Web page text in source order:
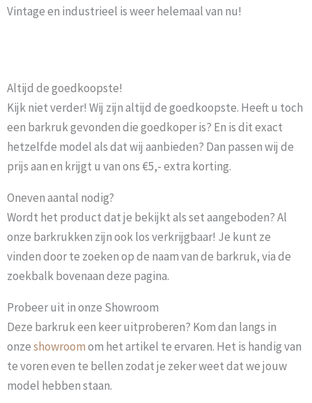
Vintage en industrieel is weer helemaal van nu!
Altijd de goedkoopste!
Kijk niet verder! Wij zijn altijd de goedkoopste. Heeft u toch
een barkruk gevonden die goedkoper is? En is dit exact
hetzelfde model als dat wij aanbieden? Dan passen wij de
prijs aan en krijgt u van ons €5,- extra korting.
Oneven aantal nodig?
Wordt het product dat je bekijkt als set aangeboden? Al
onze barkrukken zijn ook los verkrijgbaar! Je kunt ze
vinden door te zoeken op de naam van de barkruk, via de
zoekbalk bovenaan deze pagina.
Probeer uit in onze Showroom
Deze barkruk een keer uitproberen? Kom dan langs in
onzeshowroomom het artikel te ervaren. Het is handig van
te voren even te bellen zodat je zeker weet dat we jouw
model hebben staan.